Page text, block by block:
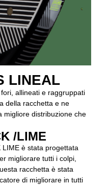
LINEAL
allineati e raggruppati
della racchetta e ne
migliore distribuzione che
/LIME
LIME è stata progettata
migliorare tutti i colpi,
racchetta è stata
di migliorare in tutti